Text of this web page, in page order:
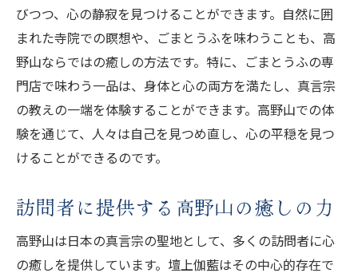
びつつ、心の静寂を見つけることができます。自然に囲
まれた寺院での瞑想や、ごまとうふを味わうことも、高
野山ならではの癒しの方法です。特に、ごまとうふの専
門店で味わう一品は、身体と心の両方を満たし、真言宗
の教えの一端を体験することができます。高野山での体
験を通じて、人々は自己を見つめ直し、心の平穏を見つ
けることができるのです。
訪問者に提供する高野山の癒しの力
高野山は日本の真言宗の聖地として、多くの訪問者に心
の癒しを提供しています。壇上伽藍はその中心的存在で